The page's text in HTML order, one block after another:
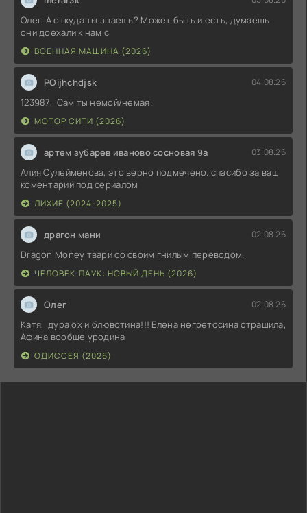
Олег, А откуда ты знаешь? Может быть и есть, думаешь
они доехали к нам с
ВОЕННАЯ МАШИНА (2026)
POijhchdjsk 04.08.26
123987, Сам ты немой/немая.
МОТОР СИТИ (2026)
артем зубарев иваново сосновая 9а 03.08.26
Алия Сулейменова, это верно подмечено. спасибо за ваш
коментарий под сериалом
ЛИХИЕ (2024-2025)
драгон мани 02.08.26
Dragon Money твари со своим гнилым переводом.
ЧЕЛОВЕК-ПАУК: НОВЫЙ ДЕНЬ (2026)
Олег 02.08.26
Катя, дура ох и блювотина!!! Елена негретосина страшила,
Афина вообще уродина
ОДИССЕЯ (2026)